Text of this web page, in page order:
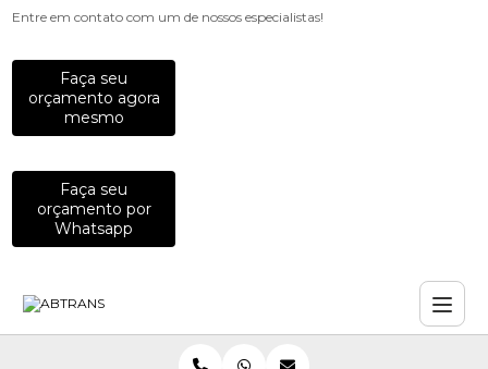
Entre em contato com um de nossos especialistas!
Faça seu
orçamento agora
mesmo
Faça seu
orçamento por
Whatsapp